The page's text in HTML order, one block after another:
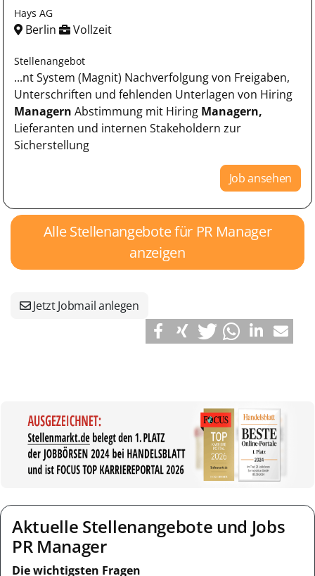
Hays AG
Berlin Vollzeit
Stellenangebot
...nt System (Magnit) Nachverfolgung von Freigaben,
Unterschriften und fehlenden Unterlagen von Hiring
Managern Abstimmung mit Hiring Managern,
Lieferanten und internen Stakeholdern zur
Sicherstellung
Job ansehen
Alle Stellenangebote für PR Manager
anzeigen
Jetzt Jobmail anlegen
Aktuelle Stellenangebote und Jobs
PR Manager
Die wichtigsten Fragen